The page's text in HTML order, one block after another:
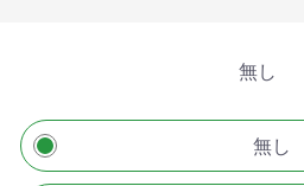
無し
無し